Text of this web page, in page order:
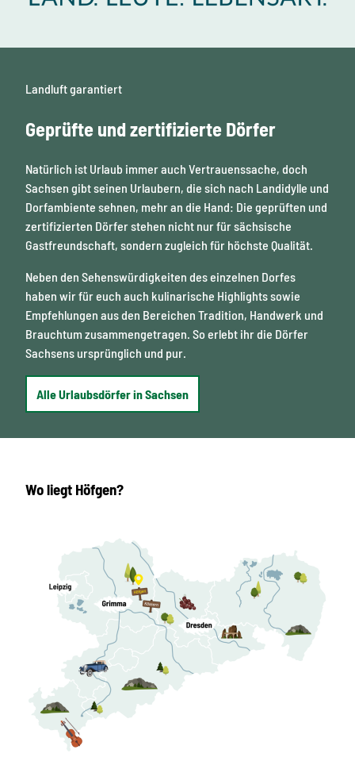
Landluft garantiert
Geprüfte und zertifizierte Dörfer
Natürlich ist Urlaub immer auch Vertrauenssache, doch
Sachsen gibt seinen Urlaubern, die sich nach Landidylle und
Dorfambiente sehnen, mehr an die Hand: Die geprüften und
zertifizierten Dörfer stehen nicht nur für sächsische
Gastfreundschaft, sondern zugleich für höchste Qualität.
Neben den Sehenswürdigkeiten des einzelnen Dorfes
haben wir für euch auch kulinarische Highlights sowie
Empfehlungen aus den Bereichen Tradition, Handwerk und
Brauchtum zusammengetragen. So erlebt ihr die Dörfer
Sachsens ursprünglich und pur.
Alle Urlaubsdörfer in Sachsen
Wo liegt Höfgen?